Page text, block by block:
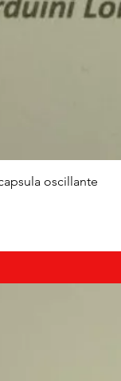
oscillante